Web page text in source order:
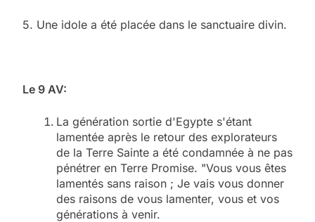
5. Une idole a été placée dans le sanctuaire divin.
Le 9 AV:
La génération sortie d'Egypte s'étant
lamentée après le retour des explorateurs
de la Terre Sainte a été condamnée à ne pas
pénétrer en Terre Promise. "Vous vous êtes
lamentés sans raison ; Je vais vous donner
des raisons de vous lamenter, vous et vos
générations à venir.